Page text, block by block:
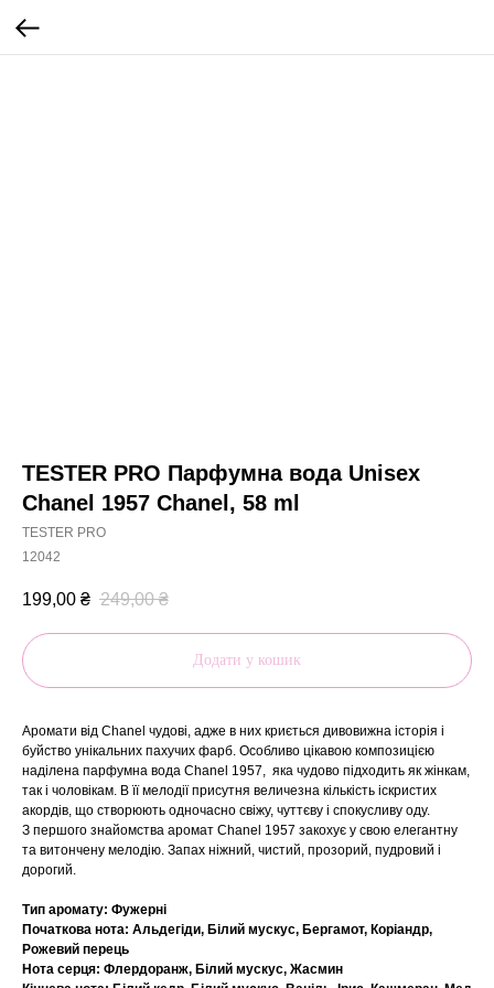
TESTER PRO Парфумна вода Unisex
Chanel 1957 Chanel, 58 ml
TESTER PRO
12042
199,00 ₴ 249,00 ₴
Додати у кошик
Аромати від Chanel чудові, адже в них криється дивовижна історія і
буйство унікальних пахучих фарб. Особливо цікавою композицією
наділена парфумна вода Chanel 1957, яка чудово підходить як жінкам,
так і чоловікам. В її мелодії присутня величезна кількість іскристих
акордів, що створюють одночасно свіжу, чуттєву і спокусливу оду.
З першого знайомства аромат Chanel 1957 закохує у свою елегантну
та витончену мелодію. Запах ніжний, чистий, прозорий, пудровий і
дорогий.
Тип аромату: Фужерні
Початкова нота: Альдегіди, Білий мускус, Бергамот, Коріандр,
Рожевий перець
Нота серця: Флердоранж, Білий мускус, Жасмин